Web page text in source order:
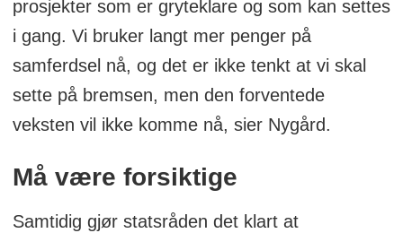
prosjekter som er gryteklare og som kan settes
i gang. Vi bruker langt mer penger på
samferdsel nå, og det er ikke tenkt at vi skal
sette på bremsen, men den forventede
veksten vil ikke komme nå, sier Nygård.
Må være forsiktige
Samtidig gjør statsråden det klart at